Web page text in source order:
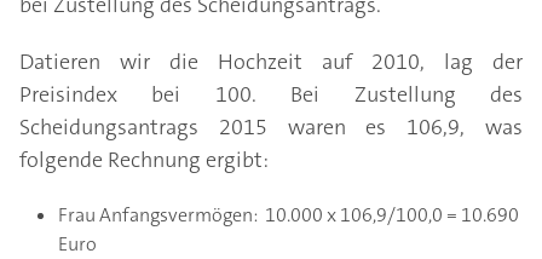
Datieren wir die Hochzeit auf 2010, lag der
Preisindex bei 100. Bei Zustellung des
Scheidungsantrags 2015 waren es 106,9, was
folgende Rechnung ergibt:
Frau Anfangsvermögen: 10.000 x 106,9/100,0 = 10.690
Euro